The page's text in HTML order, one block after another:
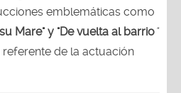
emblemáticas como
Mare" y "De vuelta al barrio"
de la actuación